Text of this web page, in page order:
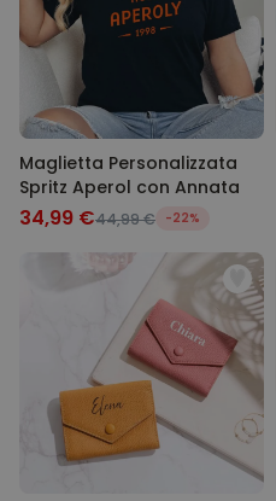
Maglietta Personalizzata
Spritz Aperol con Annata
34,99 €44,99 € -22%